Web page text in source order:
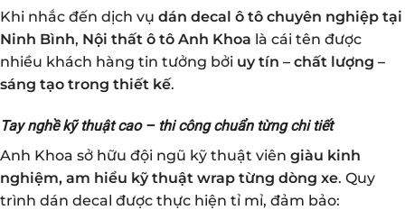
Khi nhắc đến dịch vụ dán decal ô tô chuyên nghiệp tại
Ninh Bình, Nội thất ô tô Anh Khoa là cái tên được
nhiều khách hàng tin tưởng bởi uy tín – chất lượng –
sáng tạo trong thiết kế.
Tay nghề kỹ thuật cao – thi công chuẩn từng chi tiết
Anh Khoa sở hữu đội ngũ kỹ thuật viên giàu kinh
nghiệm, am hiểu kỹ thuật wrap từng dòng xe. Quy
trình dán decal được thực hiện tỉ mỉ, đảm bảo: